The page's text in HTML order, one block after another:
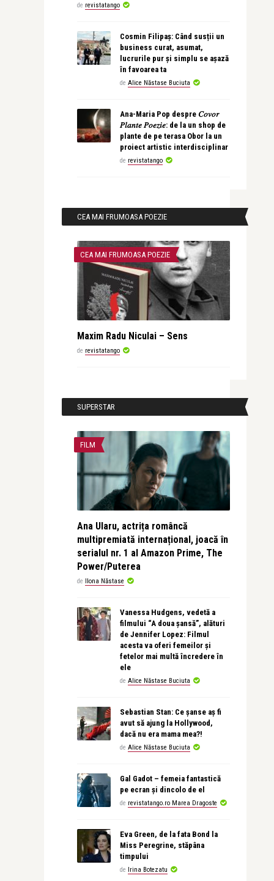
de revistatango
Cosmin Filipaș: Când susții un
business curat, asumat,
lucrurile pur și simplu se așază
în favoarea ta
de Alice Năstase Buciuta
Ana-Maria Pop despre 𝐶𝑜𝑣𝑜𝑟
𝑃𝑙𝑎𝑛𝑡𝑒 𝑃𝑜𝑒𝑧𝑖𝑒: de la un shop de
plante de pe terasa Obor la un
proiect artistic interdisciplinar
de revistatango
CEA MAI FRUMOASA POEZIE
CEA MAI FRUMOASA POEZIE
Maxim Radu Niculai – Sens
de revistatango
SUPERSTAR
FILM
Ana Ularu, actrița româncă
multipremiată internațional, joacă în
serialul nr. 1 al Amazon Prime, The
Power/Puterea
de Ilona Năstase
Vanessa Hudgens, vedetă a
filmului “A doua șansă”, alături
de Jennifer Lopez: Filmul
acesta va oferi femeilor și
fetelor mai multă încredere în
ele
de Alice Năstase Buciuta
Sebastian Stan: Ce șanse aș fi
avut să ajung la Hollywood,
dacă nu era mama mea?!
de Alice Năstase Buciuta
Gal Gadot – femeia fantastică
pe ecran și dincolo de el
de revistatango.ro Marea Dragoste
Eva Green, de la fata Bond la
Miss Peregrine, stăpâna
timpului
de Irina Botezatu